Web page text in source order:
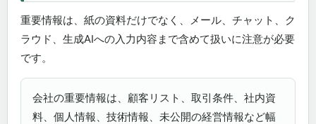
重要情報は、紙の資料だけでなく、メール、チャット、ク
ラウド、生成AIへの入力内容まで含めて扱いに注意が必要
です。
会社の重要情報は、顧客リスト、取引条件、社内資
料、個人情報、技術情報、未公開の経営情報など幅